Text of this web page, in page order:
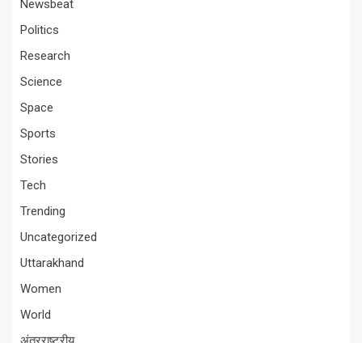
Newsbeat
Politics
Research
Science
Space
Sports
Stories
Tech
Trending
Uncategorized
Uttarakhand
Women
World